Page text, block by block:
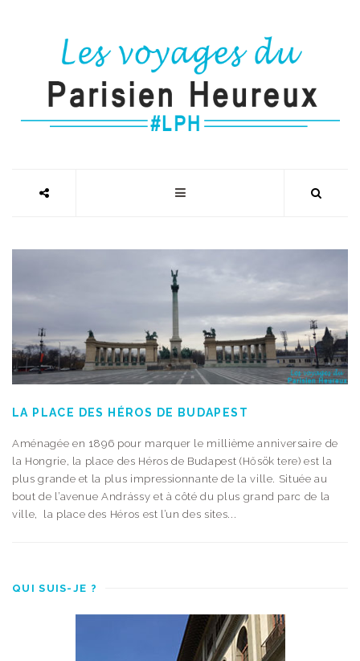
LA PLACE DES HÉROS DE BUDAPEST
Aménagée en 1896 pour marquer le millième anniversaire de
la Hongrie, la place des Héros de Budapest (Hősök tere) est la
plus grande et la plus impressionnante de la ville. Située au
bout de l’avenue Andrássy et à côté du plus grand parc de la
ville, la place des Héros est l’un des sites...
QUI SUIS-JE ?